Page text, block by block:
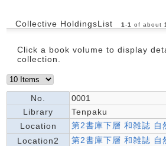
Collective HoldingsList 1 -1 of about 1
Click a book volume to display
collection.
No.
0001
Library
Tenpaku
Location
第2書庫下層 和雑誌 自
Location2
第2書庫下層 和雑誌 自